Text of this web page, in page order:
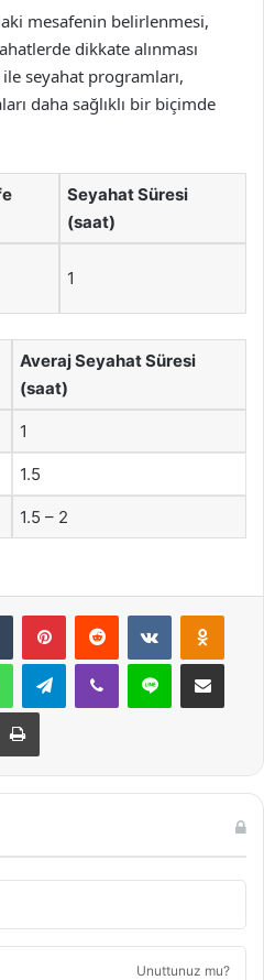
mesafenin belirlenmesi,
dikkate alınması
seyahat programları,
daha sağlıklı bir biçimde
Seyahat Süresi
(saat)
1
Averaj Seyahat Süresi
(saat)
1
1.5
1.5 – 2
Tumblr PinterestReddit VKontakte
WhatsAppTelegramViber Line E-Posta ile
Yazdır
Unuttunuz mu?